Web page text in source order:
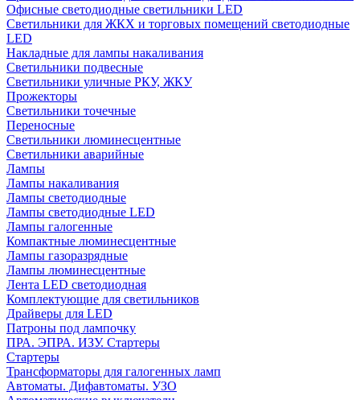
Офисные светодиодные светильники LED
Светильники для ЖКХ и торговых помещений светодиодные
LED
Накладные для лампы накаливания
Светильники подвесные
Светильники уличные РКУ, ЖКУ
Прожекторы
Cветильники точечные
Переносные
Светильники люминесцентные
Светильники аварийные
Лампы
Лампы накаливания
Лампы светодиодные
Лампы светодиодные LED
Лампы галогенные
Компактные люминесцентные
Лампы газоразрядные
Лампы люминесцентные
Лента LED светодиодная
Комплектующие для светильников
Драйверы для LED
Патроны под лампочку
ПРА. ЭПРА. ИЗУ. Стартеры
Стартеры
Трансформаторы для галогенных ламп
Автоматы. Дифавтоматы. УЗО